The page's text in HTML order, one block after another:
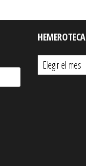
HEMEROTECA
Hemeroteca